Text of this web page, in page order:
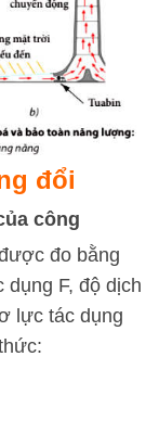
đổi
công
đo bằng
F, độ dịch
lực tác dụng